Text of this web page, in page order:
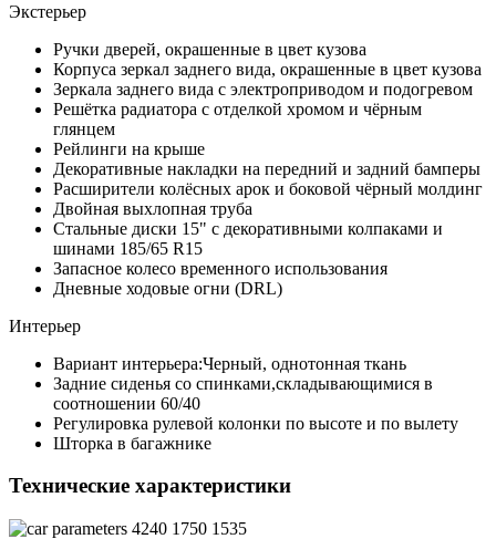
Экстерьер
Ручки дверей, окрашенные в цвет кузова
Корпуса зеркал заднего вида, окрашенные в цвет кузова
Зеркала заднего вида с электроприводом и подогревом
Решётка радиатора с отделкой хромом и чёрным
глянцем
Рейлинги на крыше
Декоративные накладки на передний и задний бамперы
Расширители колёсных арок и боковой чёрный молдинг
Двойная выхлопная труба
Стальные диски 15" с декоративными колпаками и
шинами 185/65 R15
Запасное колесо временного использования
Дневные ходовые огни (DRL)
Интерьер
Вариант интерьера:Черный, однотонная ткань
Задние сиденья со спинками,складывающимися в
соотношении 60/40
Регулировка рулевой колонки по высоте и по вылету
Шторка в багажнике
Технические характеристики
4240 1750 1535